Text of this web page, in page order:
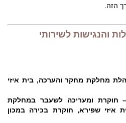
הזה.
והנגישות לשירותי
מחלקת מחקר והערכה, בית איזי
חוקרת ומעריכה לשעבר במחלקת
איזי שפירא, חוקרת בכירה במכון